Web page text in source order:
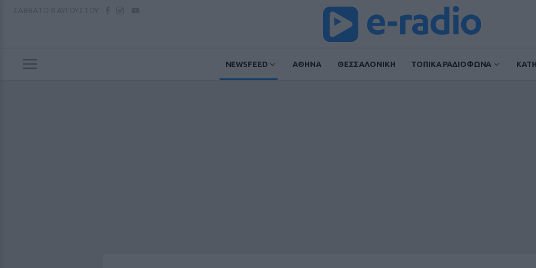
NEWSFEED ΑΘΗΝΑ ΘΕΣΣΑΛΟΝΙΚΗ ΤΟΠΙΚΑ ΡΑΔΙΟΦΩΝΑ